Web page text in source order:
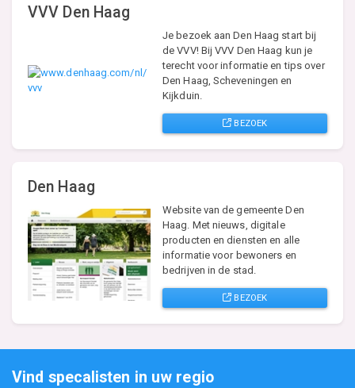
VVV Den Haag
Je bezoek aan Den Haag start bij
de VVV! Bij VVV Den Haag kun je
terecht voor informatie en tips over
Den Haag, Scheveningen en
Kijkduin.
BEZOEK
Den Haag
Website van de gemeente Den
Haag. Met nieuws, digitale
producten en diensten en alle
informatie voor bewoners en
bedrijven in de stad.
BEZOEK
Vind specalisten in uw regio